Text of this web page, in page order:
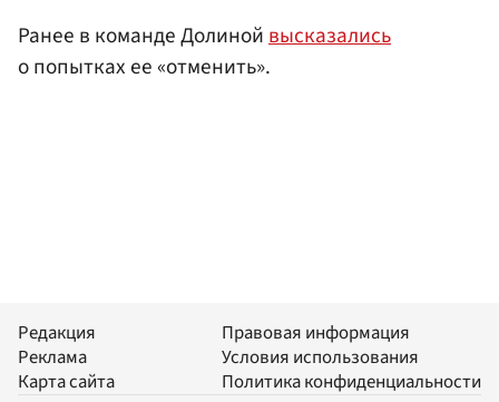
Ранее в команде Долинойвысказались
о попытках ее «отменить».
Редакция
Реклама
Карта сайта
Правовая информация
Условия использования
Политика конфиденциальности